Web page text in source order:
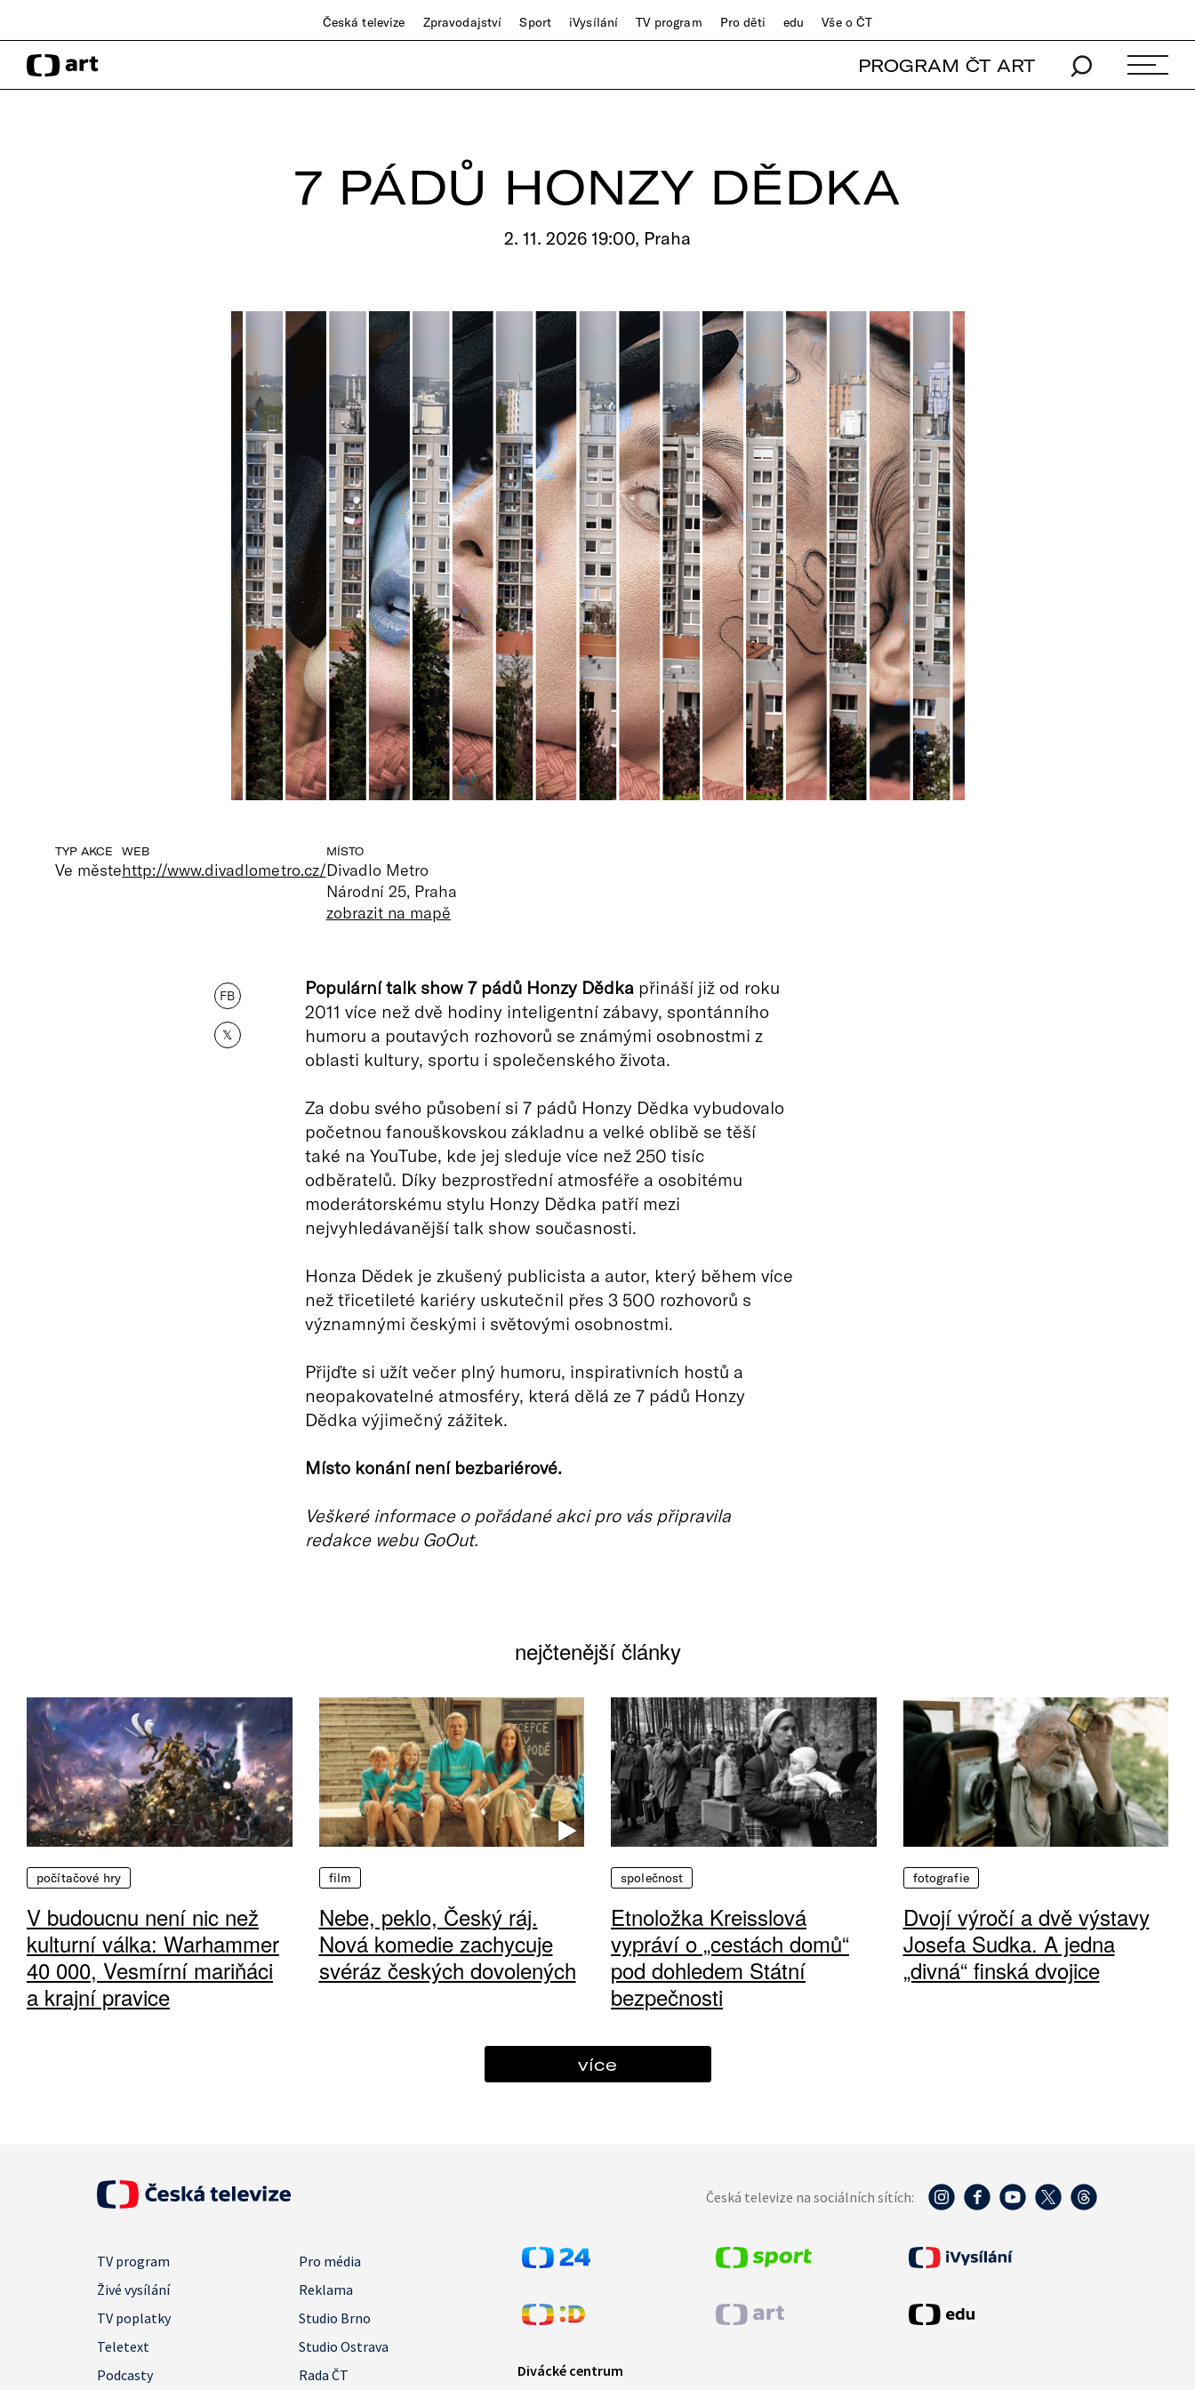
Česká televize Zpravodajství Sport iVysílání TV program Pro děti edu Vše o ČT
PROGRAM ČT ART
7 PÁDŮ HONZY DĚDKA
2. 11. 2026 19:00, Praha
TYP AKCE
Ve měste
WEB
http://www.divadlometro.cz/
MÍSTO
Divadlo Metro
Národní 25, Praha
zobrazit na mapě
FB
𝕏
Populární talk show 7 pádů Honzy Dědka přináší již od roku
2011 více než dvě hodiny inteligentní zábavy, spontánního
humoru a poutavých rozhovorů se známými osobnostmi z
oblasti kultury, sportu i společenského života.
Za dobu svého působení si 7 pádů Honzy Dědka vybudovalo
početnou fanouškovskou základnu a velké oblibě se těší
také na YouTube, kde jej sleduje více než 250 tisíc
odběratelů. Díky bezprostřední atmosféře a osobitému
moderátorskému stylu Honzy Dědka patří mezi
nejvyhledávanější talk show současnosti.
Honza Dědek je zkušený publicista a autor, který během více
než třicetileté kariéry uskutečnil přes 3 500 rozhovorů s
významnými českými i světovými osobnostmi.
Přijďte si užít večer plný humoru, inspirativních hostů a
neopakovatelné atmosféry, která dělá ze 7 pádů Honzy
Dědka výjimečný zážitek.
Místo konání není bezbariérové.
Veškeré informace o pořádané akci pro vás připravila
redakce webu GoOut.
nejčtenější články
počítačové hry
V budoucnu není nic než
kulturní válka: Warhammer
40 000, Vesmírní mariňáci
a krajní pravice
film
Nebe, peklo, Český ráj.
Nová komedie zachycuje
svéráz českých dovolených
společnost
Etnoložka Kreisslová
vypráví o „cestách domů“
pod dohledem Státní
bezpečnosti
fotografie
Dvojí výročí a dvě výstavy
Josefa Sudka. A jedna
„divná“ finská dvojice
více
Česká televize na sociálních sítích:
TV program
Pro média
Živé vysílání
Reklama
TV poplatky
Studio Brno
Teletext
Studio Ostrava
Podcasty
Rada ČT